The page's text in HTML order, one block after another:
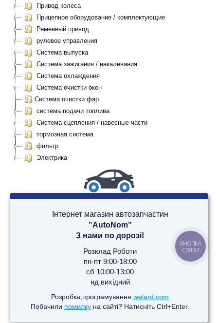
Привод колеса
Прицепное оборудование / комплектующие
Ременный привод
рулевое управления
Система выпуска
Система зажигания / накаливания
Система охлаждения
Система очистки окон
Система очистки фар
система подачи топлива
Система сцепления / навесные части
тормозная система
фильтр
Электрика
Інтернет магазин автозапчастин
"AutoNom"
З нами по дорозі!
Розклад Роботи
пн-пт 9:00-18:00
сб 10:00-13:00
нд вихідний
Розробка,програмування welard.com
Побачили помилку на сайті? Натисніть Ctrl+Enter.
КНОПКА
СВЯЗИ